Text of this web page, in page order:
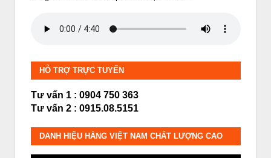
HỖ TRỢ TRỰC TUYẾN
Tư vấn 1 : 0904 750 363
Tư vấn 2 : 0915.08.5151
DANH HIỆU HÀNG VIỆT NAM CHẤT LƯỢNG CAO